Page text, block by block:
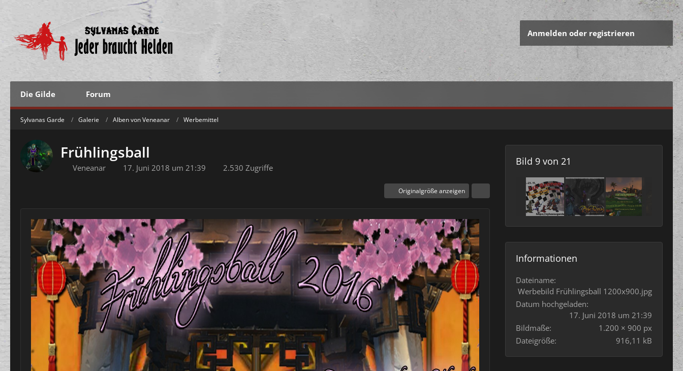
Anmelden oder registrieren
Die Gilde Forum
Sylvanas Garde Galerie Alben von Veneanar Werbemittel
Frühlingsball
Veneanar 17. Juni 2018 um 21:39 2.530 Zugriffe
Originalgröße anzeigen
Bild 9 von 21
Informationen
Dateiname
Werbebild Frühlingsball 1200x900.jpg
Datum hochgeladen
17. Juni 2018 um 21:39
Bildmaße
1.200 × 900 px
Dateigröße
916,11 kB